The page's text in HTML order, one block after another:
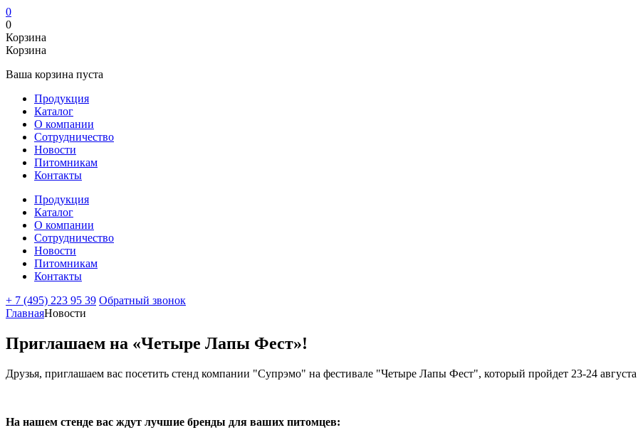
0
0
Корзина
Корзина
Ваша корзина пуста
Продукция
Каталог
О компании
Сотрудничество
Новости
Питомникам
Контакты
Продукция
Каталог
О компании
Сотрудничество
Новости
Питомникам
Контакты
+ 7 (495) 223 95 39 Обратный звонок
ГлавнаяНовости
Приглашаем на «Четыре Лапы Фест»!
Друзья, приглашаем вас посетить стенд компании "Супрэмо" на фестивале "Четыре Лапы Фест", который пройдет 23-24
На нашем стенде вас ждут лучшие бренды для ваших питомцев: